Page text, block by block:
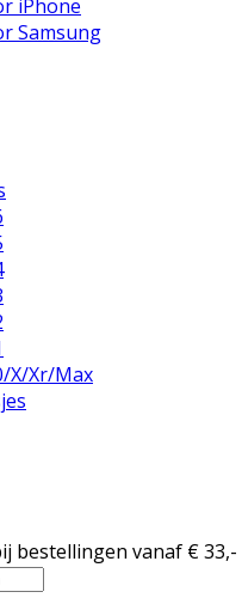
iPhone
Samsung
X/Xr/Max
bestellingen vanaf € 33,-